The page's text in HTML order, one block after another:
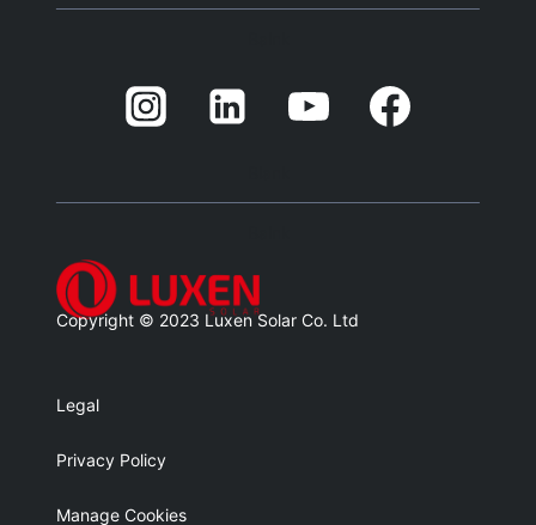
Copyright © 2023 Luxen Solar Co. Ltd
Legal
Privacy Policy
Manage Cookies